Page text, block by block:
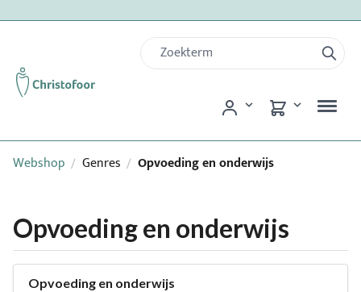
Webshop / Genres / Opvoeding en onderwijs
Opvoeding en onderwijs
Opvoeding en onderwijs